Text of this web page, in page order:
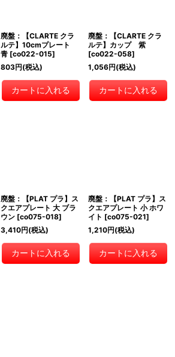
廃盤：【CLARTE クラ
ルテ】10cmプレート
青 [co022-015]
803円(税込)
カートに入れる
廃盤：【CLARTE クラ
ルテ】カップ 紫
[co022-058]
1,056円(税込)
カートに入れる
廃盤：【PLAT プラ】ス
クエアプレート 大 ブラ
ウン [co075-018]
3,410円(税込)
カートに入れる
廃盤：【PLAT プラ】ス
クエアプレート 小 ホワ
イト [co075-021]
1,210円(税込)
カートに入れる